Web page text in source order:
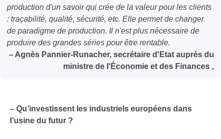
production d'un savoir qui crée de la valeur pour les clients
: traçabilité, qualité, sécurité, etc. Elle permet de changer
de paradigme de production. Il n'est plus nécessaire de
produire des grandes séries pour être rentable.
– Agnès Pannier-Runacher, secrétaire d'Etat auprès du
ministre de l'Économie et des Finances „
– Qu’investissent les industriels européens dans
l’usine du futur ?